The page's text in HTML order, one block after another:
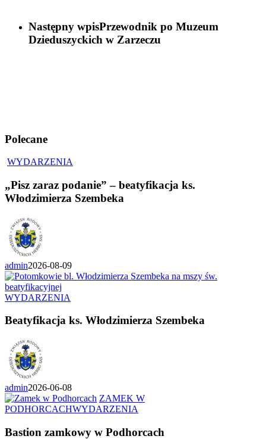
Następny wpisPrzewodnik po Muzeum
Dzieduszyckich w Zarzeczu
Polecane
WYDARZENIA
„Pisz zaraz podanie” – beatyfikacja ks.
Włodzimierza Szembeka
admin2026-08-09
WYDARZENIA
Beatyfikacja ks. Włodzimierza Szembeka
admin2026-06-08
ZAMEK W
PODHORCACHWYDARZENIA
Bastion zamkowy w Podhorcach